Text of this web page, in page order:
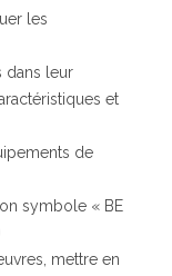
les
dans leur
et
de
symbole « BE
mettre en